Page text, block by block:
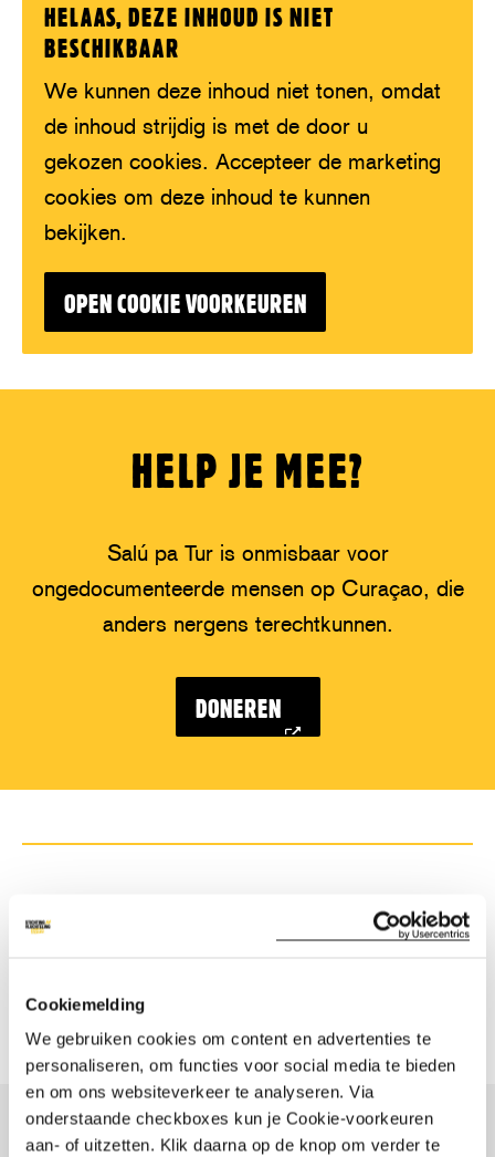
Cookiemelding
We gebruiken cookies om content en advertenties te
personaliseren, om functies voor social media te bieden
en om ons websiteverkeer te analyseren. Via
onderstaande checkboxes kun je Cookie-voorkeuren
aan- of uitzetten. Klik daarna op de knop om verder te
HELAAS, DEZE INHOUD IS NIET
BESCHIKBAAR
We kunnen deze inhoud niet tonen, omdat
de inhoud strijdig is met de door u
gekozen cookies. Accepteer de marketing
cookies om deze inhoud te kunnen
bekijken.
OPEN COOKIE VOORKEUREN
HELP JE MEE?
Salú pa Tur is onmisbaar voor
ongedocumenteerde mensen op Curaçao, die
anders nergens terechtkunnen.
DONEREN
HELP DOOR DEZE PAGINA TE DELEN
Deel
dit
artikel
op
Share
this
article
on
Deel
dit
artikel
op
Share
this
article
on
Deel
dit
artikel
via
Deel
dit
artikel
op